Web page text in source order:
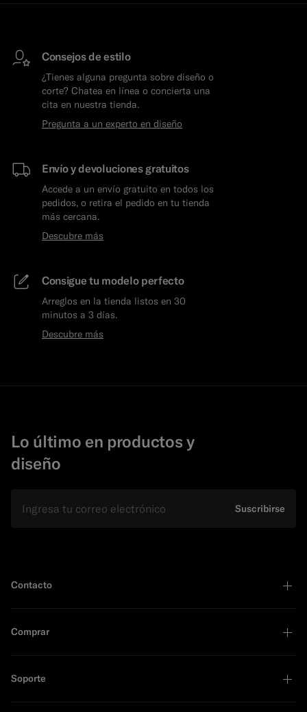
Consejos de estilo
¿Tienes alguna pregunta sobre diseño o
corte? Chatea en línea o concierta una
cita en nuestra tienda.
Pregunta a un experto en diseño
Envío y devoluciones gratuitos
Accede a un envío gratuito en todos los
pedidos, o retira el pedido en tu tienda
más cercana.
Descubre más
Consigue tu modelo perfecto
Arreglos en la tienda listos en 30
minutos a 3 días.
Descubre más
Lo último en productos y
diseño
Suscribirse
Contacto
Comprar
Soporte